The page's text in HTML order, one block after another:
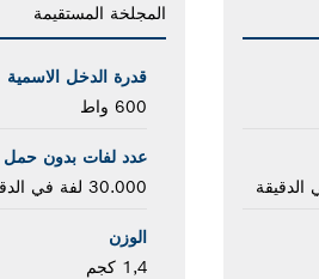
المجلخة المستقيمة
قدرة الدخل الاسمية
600 واط
عدد لفات بدون حمل
30.000 لفة في الدقيقة
الوزن
1,4 كجم